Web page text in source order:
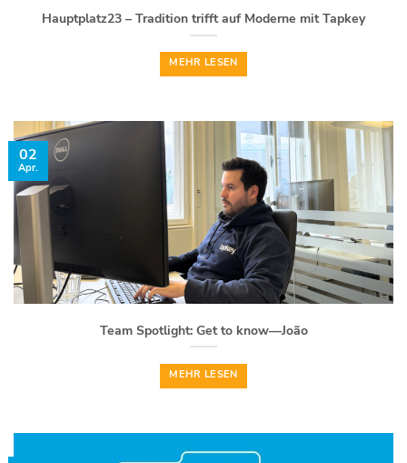
Hauptplatz23 – Tradition trifft auf Moderne mit Tapkey
MEHR LESEN
Team Spotlight: Get to know—João
MEHR LESEN
02
Apr.